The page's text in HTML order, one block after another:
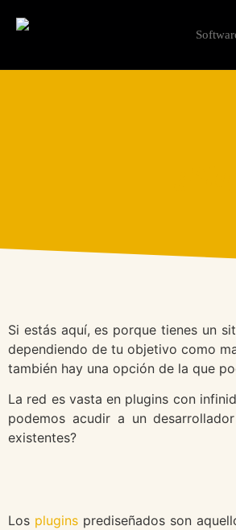
Si estás aquí, es porque tienes un
dependiendo de tu objetivo como
también hay una opción de la que
La red es vasta en plugins con
podemos acudir a un
existentes?
Los plugins prediseñados son